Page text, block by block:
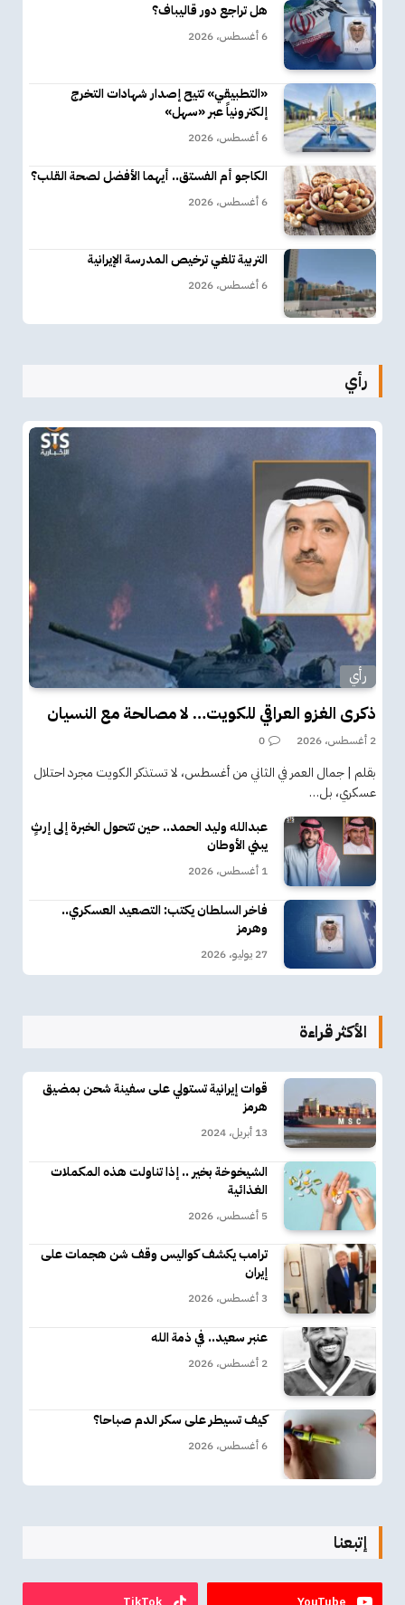
هل تراجع دور قاليباف؟
6 أغسطس، 2026
«التطبيقي» تتيح إصدار شهادات التخرج
إلكترونياً عبر «سهل»
6 أغسطس، 2026
الكاجو أم الفستق.. أيهما الأفضل لصحة القلب؟
6 أغسطس، 2026
التربية تلغي ترخيص المدرسة الإيرانية
6 أغسطس، 2026
رأي
رأي
ذكرى الغزو العراقي للكويت… لا مصالحة مع النسيان
2 أغسطس، 2026 0
بقلم | جمال العمر في الثاني من أغسطس، لا تستذكر الكويت مجرد احتلال
عسكري، بل…
عبدالله وليد الحمد.. حين تتحول الخبرة إلى إرثٍ
يبني الأوطان
1 أغسطس، 2026
فاخر السلطان يكتب: التصعيد العسكري..
وهرمز
27 يوليو، 2026
الأكثر قراءة
قوات إيرانية تستولي على سفينة شحن بمضيق
هرمز
13 أبريل، 2024
الشيخوخة بخير .. إذا تناولت هذه المكملات
الغذائية
5 أغسطس، 2026
ترامب يكشف كواليس وقف شن هجمات على
إيران
3 أغسطس، 2026
عنبر سعيد.. في ذمة الله
2 أغسطس، 2026
كيف تسيطر على سكر الدم صباحا؟
6 أغسطس، 2026
إتبعنا
YouTube
TikTok